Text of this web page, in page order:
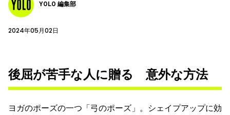
YOLO 編集部
2024年05月02日
後屈が苦手な人に贈る 意外な方法
ヨガのポーズの一つ「弓のポーズ」。シェイプアップに効